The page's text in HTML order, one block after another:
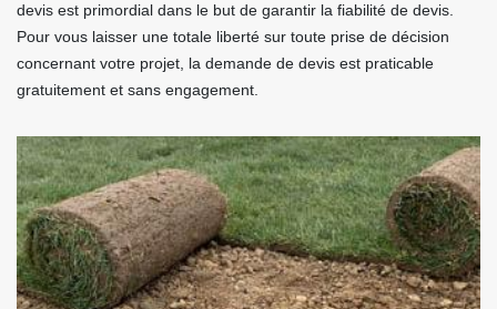
devis est primordial dans le but de garantir la fiabilité de devis.
Pour vous laisser une totale liberté sur toute prise de décision
concernant votre projet, la demande de devis est praticable
gratuitement et sans engagement.